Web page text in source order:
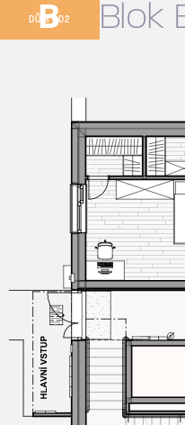
DŮM BD2
B Blok